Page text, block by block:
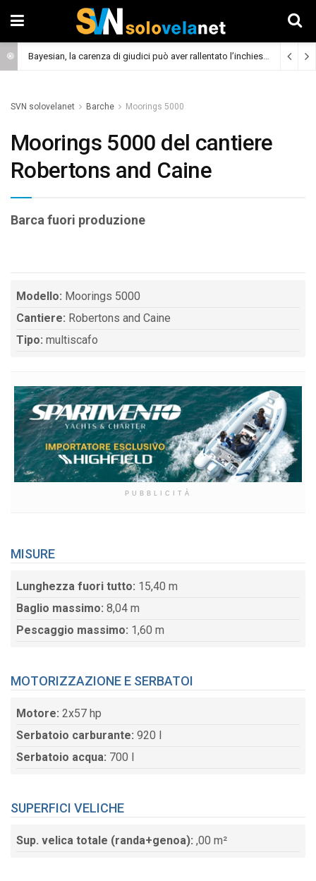
Bayesian, la carenza di giudici può aver rallentato l’inchiesta (Cronaca)
SVN solovelanet Barche Moorings 5000
Moorings 5000 del cantiere
Robertons and Caine
Barca fuori produzione
Modello: Moorings 5000
Cantiere: Robertons and Caine
Tipo: multiscafo
PUBBLICITÀ
MISURE
Lunghezza fuori tutto: 15,40 m
Baglio massimo: 8,04 m
Pescaggio massimo: 1,60 m
MOTORIZZAZIONE E SERBATOI
Motore: 2x57 hp
Serbatoio carburante: 920 l
Serbatoio acqua: 700 l
SUPERFICI VELICHE
Sup. velica totale (randa+genoa): ,00 m²